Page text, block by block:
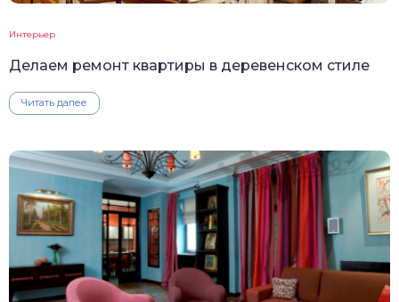
Интерьер
Делаем ремонт квартиры в деревенском стиле
Читать далее